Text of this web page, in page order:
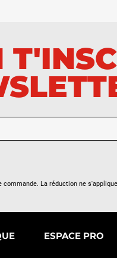
commande. La réduction ne
ESPACE PRO